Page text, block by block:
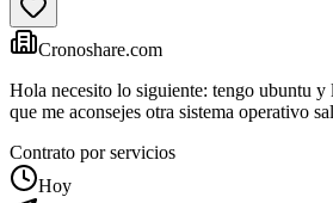
Cronoshare.com
Hola necesito lo siguiente: tengo ubuntu
que me aconsejes otra sistema operativo
Contrato por servicios
Hoy